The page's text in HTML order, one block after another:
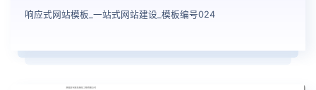
响应式网站模板_一站式网站建设_模板编号024